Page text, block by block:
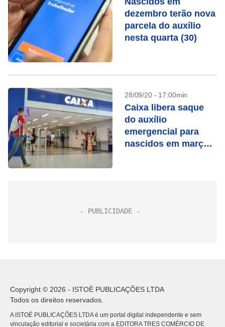
dezembro terão nova
parcela do auxílio
nesta quarta (30)
28/09/20 - 17:00min
Caixa libera saque
do auxílio
emergencial para
nascidos em março
Copyright © 2026 - ISTOÉ PUBLICAÇÕES LTDA
Todos os direitos reservados.
A ISTOÉ PUBLICAÇÕES LTDA é um portal digital independente e sem
vinculação editorial e societária com a EDITORA TRES COMÉRCIO DE